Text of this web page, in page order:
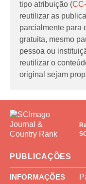
tipo atribuição (
reutilizar as
parcialmente para
gratuita, mesmo
pessoa ou
reutilizar o
original sejam
PUBLICAÇÕES
INFORMAÇÕES